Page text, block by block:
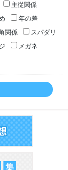
主従関係
年の差
関係
スパダリ
メガネ